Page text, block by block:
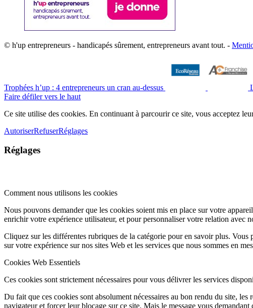
© h'up entrepreneurs - handicapés sûrement, entrepreneurs avant tout. -
Trophées h’up : 4 entrepreneurs un cran au-dessus
Faire défiler vers le haut
Ce site utilise des cookies. En continuant à parcourir ce site, vous acceptez
AutoriserRefuserRéglages
Réglages
Comment nous utilisons les cookies
Nous pouvons demander que les cookies soient mis en place sur votre
enrichir votre expérience utilisateur, et pour personnaliser votre relation avec
Cliquez sur les différentes rubriques de la catégorie pour en savoir plus.
sur votre expérience sur nos sites Web et les services que nous sommes en
Cookies Web Essentiels
Ces cookies sont strictement nécessaires pour vous délivrer les services
Du fait que ces cookies sont absolument nécessaires au bon rendu du site,
navigateur et forcer leur blocage sur ce site. Mais le message vous